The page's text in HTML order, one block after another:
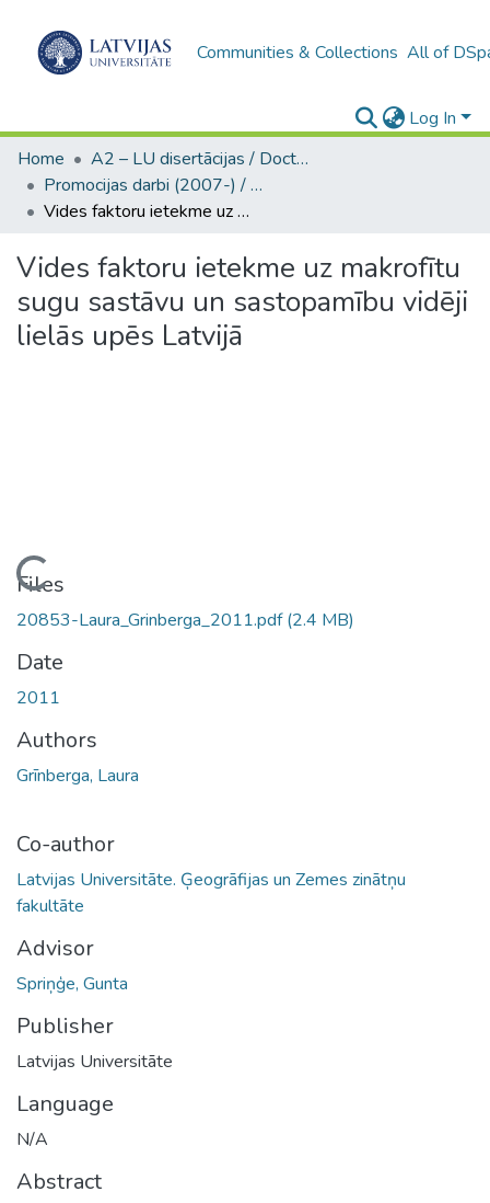
Communities & Collections All of
Log In
Home
A2 – LU disertācijas / Doctoral theses UL
Promocijas darbi (2007-) / Theses PhD
Vides faktoru ietekme uz makrofītu sugu sastāvu un sastopamību vidēji lielās upēs Latvijā
Vides faktoru ietekme uz makrofītu
sugu sastāvu un sastopamību vidēji
lielās upēs Latvijā
Files
20853-Laura_Grinberga_2011.pdf(2.4 MB)
Date
2011
Authors
Grīnberga, Laura
Co-author
Latvijas Universitāte. Ģeogrāfijas un Zemes zinātņu
fakultāte
Advisor
Spriņģe, Gunta
Publisher
Latvijas Universitāte
Language
N/A
Abstract